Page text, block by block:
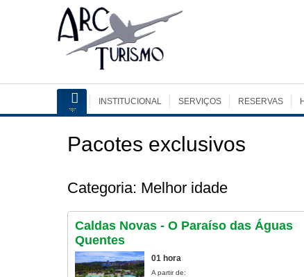
INSTITUCIONAL SERVIÇOS RESERVAS
Pacotes exclusivos
Categoria: Melhor idade
Caldas Novas - O Paraíso das Águas
Quentes
01 hora
A partir de: